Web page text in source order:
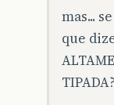
mas...
que